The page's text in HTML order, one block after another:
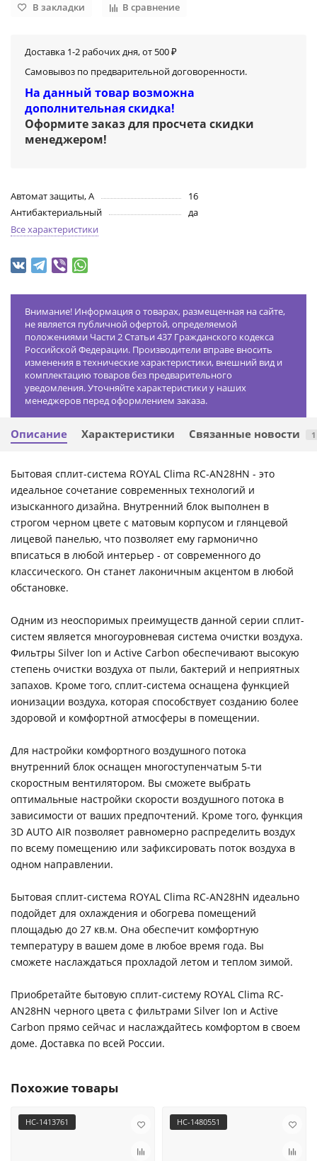
В закладки В сравнение
Доставка 1-2 рабочих дня, от 500 ₽
Самовывоз по предварительной договоренности.
На данный товар возможна
дополнительная скидка!
Оформите заказ для просчета скидки
менеджером!
Автомат защиты, А
16
Антибактериальный
да
Все характеристики
Внимание! Информация о товарах, размещенная на сайте,
не является публичной офертой, определяемой
положениями Части 2 Статьи 437 Гражданского кодекса
Российской Федерации. Производители вправе вносить
изменения в технические характеристики, внешний вид и
комплектацию товаров без предварительного
уведомления. Уточняйте характеристики у наших
менеджеров перед оформлением заказа.
Описание Характеристики Связанные новости 1
Бытовая сплит-система ROYAL Clima RC-AN28HN - это
идеальное сочетание современных технологий и
изысканного дизайна. Внутренний блок выполнен в
строгом черном цвете с матовым корпусом и глянцевой
лицевой панелью, что позволяет ему гармонично
вписаться в любой интерьер - от современного до
классического. Он станет лаконичным акцентом в любой
обстановке.
Одним из неоспоримых преимуществ данной серии сплит-
систем является многоуровневая система очистки воздуха.
Фильтры Silver Ion и Active Carbon обеспечивают высокую
степень очистки воздуха от пыли, бактерий и неприятных
запахов. Кроме того, сплит-система оснащена функцией
ионизации воздуха, которая способствует созданию более
здоровой и комфортной атмосферы в помещении.
Для настройки комфортного воздушного потока
внутренний блок оснащен многоступенчатым 5-ти
скоростным вентилятором. Вы сможете выбрать
оптимальные настройки скорости воздушного потока в
зависимости от ваших предпочтений. Кроме того, функция
3D AUTO AIR позволяет равномерно распределить воздух
по всему помещению или зафиксировать поток воздуха в
одном направлении.
Бытовая сплит-система ROYAL Clima RC-AN28HN идеально
подойдет для охлаждения и обогрева помещений
площадью до 27 кв.м. Она обеспечит комфортную
температуру в вашем доме в любое время года. Вы
сможете наслаждаться прохладой летом и теплом зимой.
Приобретайте бытовую сплит-систему ROYAL Clima RC-
AN28HN черного цвета с фильтрами Silver Ion и Active
Carbon прямо сейчас и наслаждайтесь комфортом в своем
доме. Доставка по всей России.
Похожие товары
НС-1413761 НС-1480551